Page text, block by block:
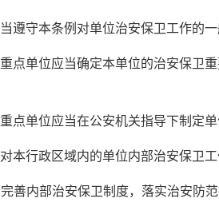
遵守本条例对单位治安保卫工作的
点单位应当确定本单位的治安保卫
单位应当在公安机关指导下制定单
行政区域内的单位内部治安保卫工
善内部治安保卫制度，落实治安防